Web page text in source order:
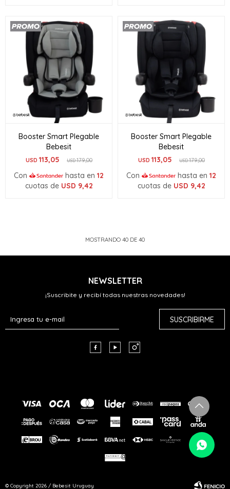
Booster Smart Plegable
Bebesit
USD 113,05 USD179,00
Con hasta en 12
cuotas de USD 9,42
Booster Smart Plegable
Bebesit
USD 113,05 USD179,00
Con hasta en 12
cuotas de USD 9,42
MOSTRANDO 40 DE 40
NEWSLETTER
¡Suscribite y recibí todas nuestras novedades!
SUSCRIBIRME
  
© Copyright 2026 / Bebesit Uruguay